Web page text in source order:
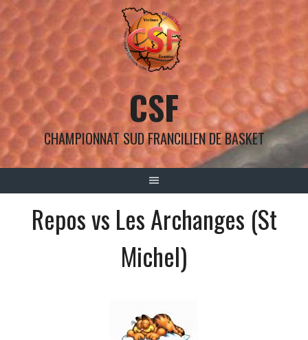
Aller
au
CSF
CHAMPIONNAT SUD FRANCILIEN DE BASKET
Repos vs Les Archanges (St
Michel)